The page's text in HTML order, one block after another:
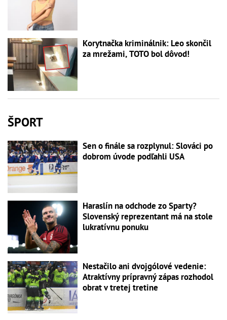
Korytnačka kriminálnik: Leo skončil
za mrežami, TOTO bol dôvod!
ŠPORT
Sen o finále sa rozplynul: Slováci po
dobrom úvode podľahli USA
Haraslín na odchode zo Sparty?
Slovenský reprezentant má na stole
lukratívnu ponuku
Nestačilo ani dvojgólové vedenie:
Atraktívny prípravný zápas rozhodol
obrat v tretej tretine